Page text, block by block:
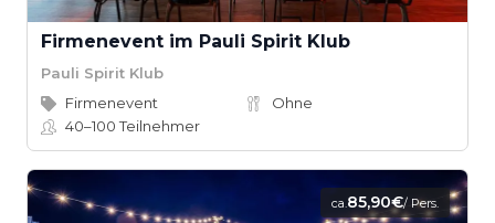
Firmenevent im Pauli Spirit Klub
Pauli Spirit Klub
Firmenevent
Ohne
40–100Teilnehmer
ca.85,90€/ Pers.